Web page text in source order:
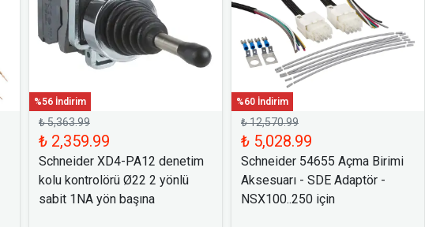
%56 İndirim
₺ 5,363.99
₺ 2,359.99
Schneider XD4-PA12 denetim
kolu kontrolörü Ø22 2 yönlü
sabit 1NA yön başına
%60 İndirim
₺ 12,570.99
₺ 5,028.99
Schneider 54655 Açma Birimi
Aksesuarı - SDE Adaptör -
NSX100..250 için